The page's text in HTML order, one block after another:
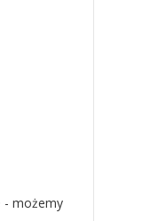
- możemy